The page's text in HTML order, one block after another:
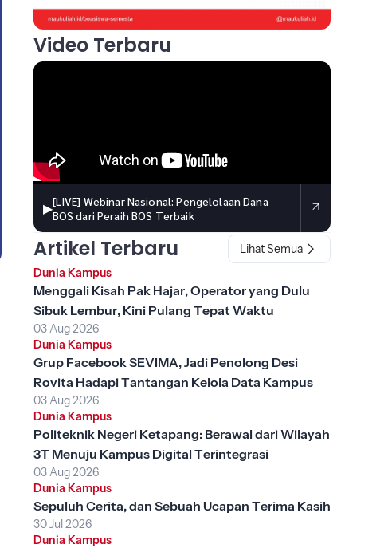
Video Terbaru
▶[LIVE] Webinar Nasional: Pengelolaan Dana
BOS dari Peraih BOS Terbaik
Artikel Terbaru
Lihat Semua
Dunia Kampus
Menggali Kisah Pak Hajar, Operator yang Dulu
Sibuk Lembur, Kini Pulang Tepat Waktu
03 Aug 2026
Dunia Kampus
Grup Facebook SEVIMA, Jadi Penolong Desi
Rovita Hadapi Tantangan Kelola Data Kampus
03 Aug 2026
Dunia Kampus
Politeknik Negeri Ketapang: Berawal dari Wilayah
3T Menuju Kampus Digital Terintegrasi
03 Aug 2026
Dunia Kampus
Sepuluh Cerita, dan Sebuah Ucapan Terima Kasih
30 Jul 2026
Dunia Kampus